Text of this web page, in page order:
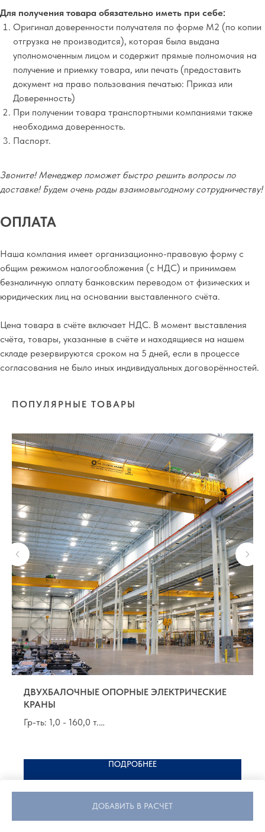
ДОБАВИТЬ В РАСЧЕТ
Для получения товара обязательно иметь при себе:
Оригинал доверенности получателя по форме М2 (по копии
отгрузка не производится), которая была выдана
уполномоченным лицом и содержит прямые полномочия на
получение и приемку товара, или печать (предоставить
документ на право пользования печатью: Приказ или
Доверенность)
При получении товара транспортными компаниями также
необходима доверенность.
Паспорт.
Звоните! Менеджер поможет быстро решить вопросы по
доставке! Будем очень рады взаимовыгодному сотрудничеству!
ОПЛАТА
Наша компания имеет организационно-правовую форму с
общим режимом налогообложения (с НДС) и принимаем
безналичную оплату банковским переводом от физических и
юридических лиц на основании выставленного счёта.
Цена товара в счёте включает НДС. В момент выставления
счёта, товары, указанные в счёте и находящиеся на нашем
складе резервируются сроком на 5 дней, если в процессе
согласования не было иных индивидуальных договорённостей.
ПОПУЛЯРНЫЕ ТОВАРЫ
ДВУХБАЛОЧНЫЕ ОПОРНЫЕ ЭЛЕКТРИЧЕСКИЕ
КРАНЫ
Гр-ть: 1,0 - 160,0 т.
ПОДРОБНЕЕ